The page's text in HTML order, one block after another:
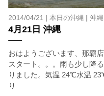
2014/04/21 | 本日の沖縄 | 沖縄
4月21日 沖縄
おはようございます、那覇
スタート。。。雨も少し降
りました。気温 24℃水温
り